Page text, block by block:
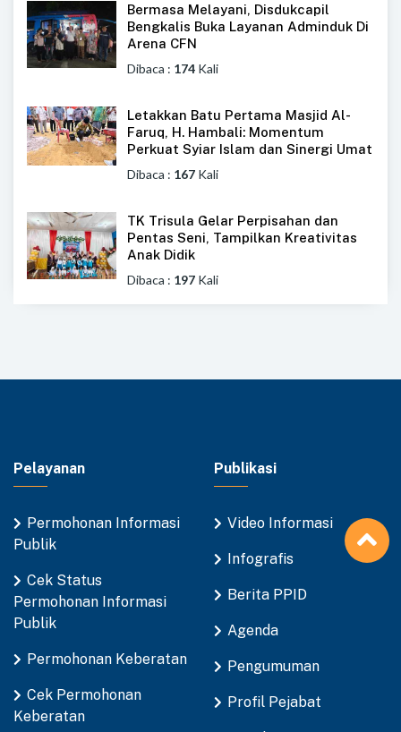
Bermasa Melayani, Disdukcapil
Bengkalis Buka Layanan Adminduk Di
Arena CFN
Dibaca : 174 Kali
Letakkan Batu Pertama Masjid Al-
Faruq, H. Hambali: Momentum
Perkuat Syiar Islam dan Sinergi Umat
Dibaca : 167 Kali
TK Trisula Gelar Perpisahan dan
Pentas Seni, Tampilkan Kreativitas
Anak Didik
Dibaca : 197 Kali
Pelayanan
Permohonan Informasi
Publik
Cek Status
Permohonan Informasi
Publik
Permohonan Keberatan
Cek Permohonan
Keberatan
Publikasi
Video Informasi
Infografis
Berita PPID
Agenda
Pengumuman
Profil Pejabat